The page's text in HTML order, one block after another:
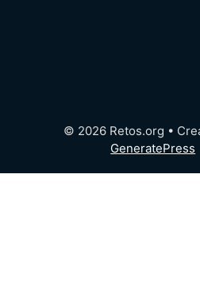
© 2026 Retos.org •
GeneratePress